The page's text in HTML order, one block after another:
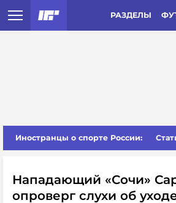
РАЗДЕЛЫ
Иностранцы о спорте России:
Нападающий «Сочи»
опроверг слухи об